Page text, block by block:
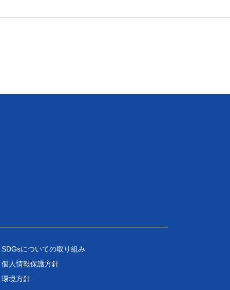
SDGsについての取り組み
個人情報保護方針
環境方針